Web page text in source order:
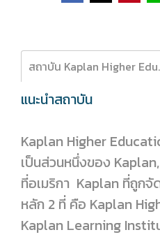
สถาบัน
แนะนำสถาบัน
Kaplan Higher
เป็นส่วนหนึ่งของ
ที่อเมริกา Kaplan ที่ถูก
หลัก 2 ที่ คือ Kaplan
Kaplan Learning